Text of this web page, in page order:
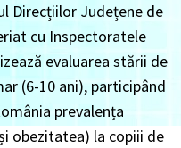
Direcțiilor Județene de
cu Inspectoratele
evaluarea stării de
(6-10 ani), participând
prevalența
obezitatea) la copiii de